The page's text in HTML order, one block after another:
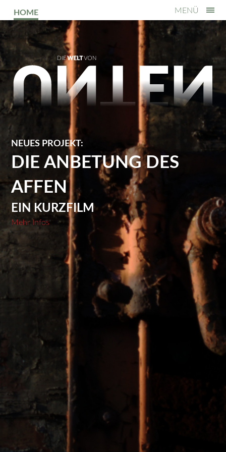
HOME MENÜ
NEUES PROJEKT:
DIE ANBETUNG DES
AFFEN
EIN KURZFILM
Mehr Infos